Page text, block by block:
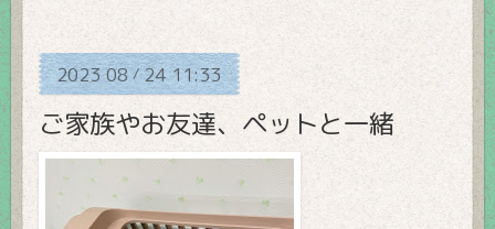
2023 08/24 11:33
ご家族やお友達、ペットと一緒